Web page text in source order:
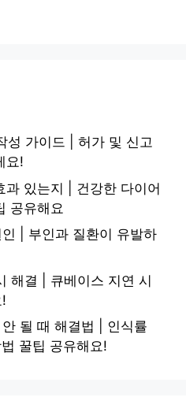
성 가이드 | 허가 및 신고
요!
과 있는지 | 건강한 다이어
공유해요
| 부인과 질환이 유발하
해결 | 큐베이스 지연 시
될 때 해결법 | 인식률
꿀팁 공유해요!